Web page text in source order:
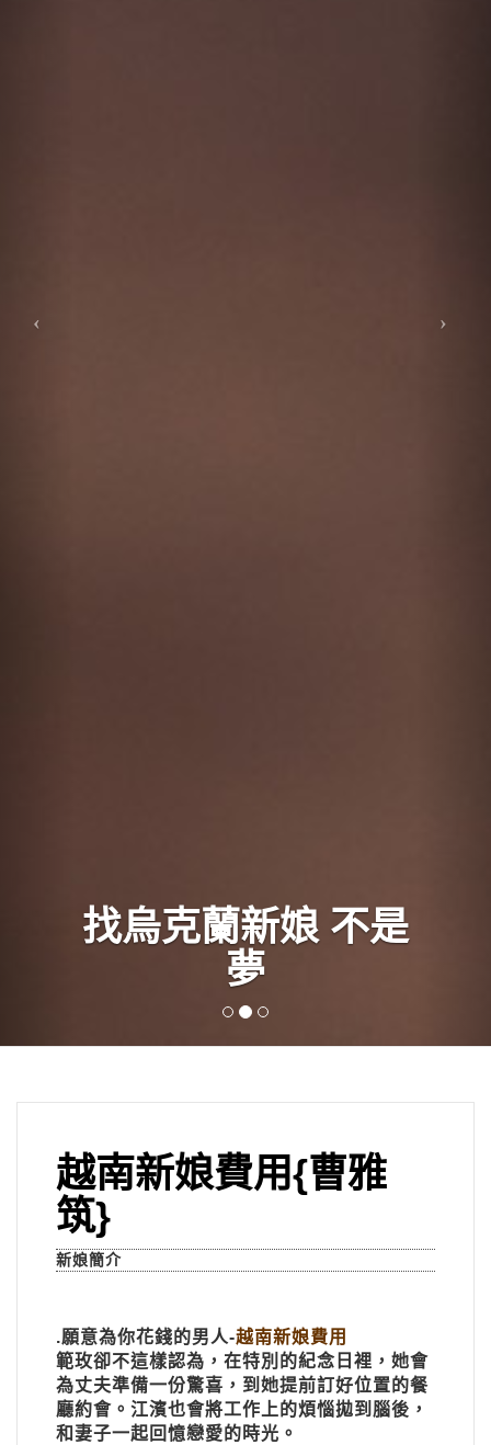
找烏克蘭新娘 不是
夢
越南新娘費用{曹雅
筑}
新娘簡介
.願意為你花錢的男人-越南新娘費用
範玫卻不這樣認為，在特別的紀念日裡，她會
為丈夫準備一份驚喜，到她提前訂好位置的餐
廳約會。江濱也會將工作上的煩惱拋到腦後，
和妻子一起回憶戀愛的時光。